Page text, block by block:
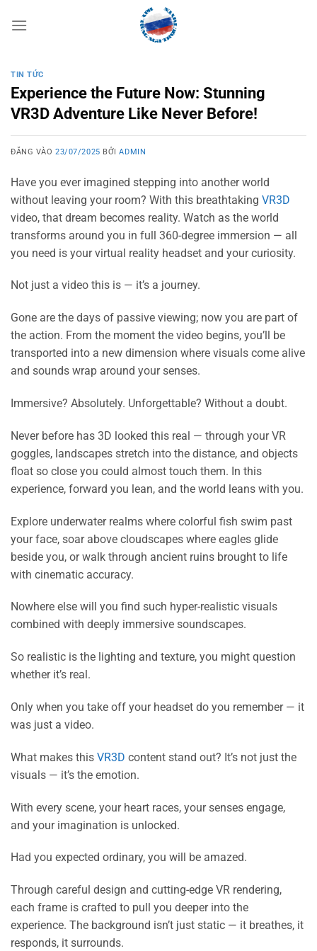
qua
TIN TỨC
Experience the Future Now: Stunning
VR3D Adventure Like Never Before!
ĐĂNG VÀO23/07/2025 BỞIADMIN
Have you ever imagined stepping into another world
without leaving your room? With this breathtaking VR3D
video, that dream becomes reality. Watch as the world
transforms around you in full 360-degree immersion — all
you need is your virtual reality headset and your curiosity.
Not just a video this is — it’s a journey.
Gone are the days of passive viewing; now you are part of
the action. From the moment the video begins, you’ll be
transported into a new dimension where visuals come alive
and sounds wrap around your senses.
Immersive? Absolutely. Unforgettable? Without a doubt.
Never before has 3D looked this real — through your VR
goggles, landscapes stretch into the distance, and objects
float so close you could almost touch them. In this
experience, forward you lean, and the world leans with you.
Explore underwater realms where colorful fish swim past
your face, soar above cloudscapes where eagles glide
beside you, or walk through ancient ruins brought to life
with cinematic accuracy.
Nowhere else will you find such hyper-realistic visuals
combined with deeply immersive soundscapes.
So realistic is the lighting and texture, you might question
whether it’s real.
Only when you take off your headset do you remember — it
was just a video.
What makes this VR3D content stand out? It’s not just the
visuals — it’s the emotion.
With every scene, your heart races, your senses engage,
and your imagination is unlocked.
Had you expected ordinary, you will be amazed.
Through careful design and cutting-edge VR rendering,
each frame is crafted to pull you deeper into the
experience. The background isn’t just static — it breathes, it
responds, it surrounds.